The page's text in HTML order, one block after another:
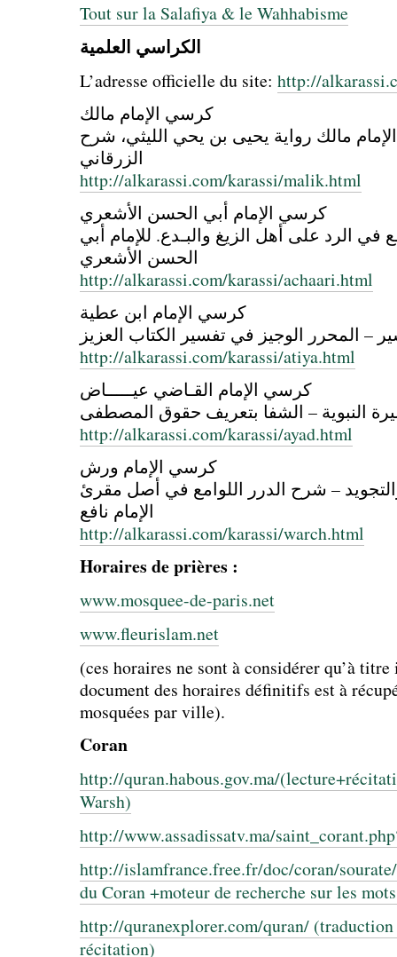
Tout sur la Salafiya & le Wahhabisme
الكراسي العلمية
L’adresse officielle du site: http://
كرسي الإمام مالك
مالك رواية يحيى بن يحي الليثي، شرح
الزرقاني
http://alkarassi.com/karassi/malik.html
كرسي الإمام أبي الحسن الأشعري
في الرد على أهل الزيغ والبـدع. للإمام أبي
الحسن الأشعري
http://alkarassi.com/karassi/achaari.html
كرسي الإمام ابن عطية
– المحرر الوجيز في تفسير الكتاب العزيز
http://alkarassi.com/karassi/atiya.html
كرسي الإمام القـاضي عيـــــاض
النبوية – الشفا بتعريف حقوق المصطفى
http://alkarassi.com/karassi/ayad.html
كرسي الإمام ورش
– شرح الدرر اللوامع في أصل مقرئ
الإمام نافع
http://alkarassi.com/karassi/warch.html
Horaires de prières :
www.mosquee-de-paris.net
www.fleurislam.net
(ces horaires ne sont à considérer qu’à
document des horaires définitifs est à
mosquées par ville).
Coran
http://quran.habous.gov.ma/
Warsh)
http://www.assadissatv.ma/
http://islamfrance.free.fr/doc/coran/
du Coran +moteur de recherche sur les
http://quranexplorer.com/quran/
récitation)